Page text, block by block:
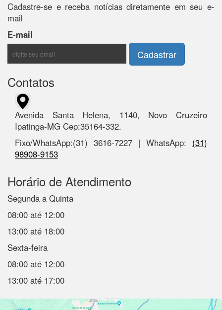
Cadastre-se e receba notícias diretamente em seu e-
mail
E-mail
Contatos
Avenida Santa Helena, 1140, Novo Cruzeiro
Ipatinga-MG Cep:35164-332.
Fixo/WhatsApp:(31) 3616-7227 | WhatsApp: (31)
98908-9153
Horário de Atendimento
Segunda a Quinta
08:00 até 12:00
13:00 até 18:00
Sexta-feira
08:00 até 12:00
13:00 até 17:00